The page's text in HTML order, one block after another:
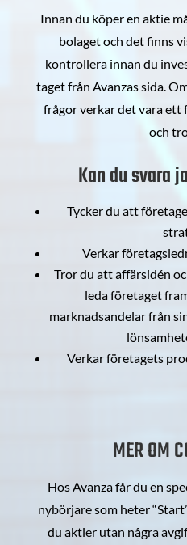
Innan du köper en aktie
bolaget och det finns
kontrollera innan du
taget från Avanzas sida.
frågor verkar det vara ett
och
Kan du svara
Tycker du att
Verkar
Tror du att affärsidén
leda företaget
marknadsandelar från
Verkar företagets
MER OM
Hos Avanza får du en
nybörjare som heter
du aktier utan några